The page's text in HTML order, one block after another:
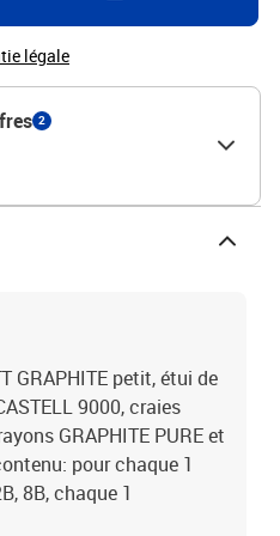
légale
2
GRAPHITE petit, étui de
9000, craies
GRAPHITE PURE et
pour chaque 1
8B, chaque 1